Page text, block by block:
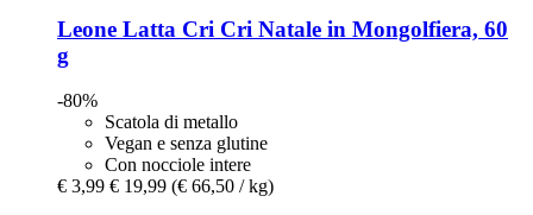
Leone Latta Cri Cri Natale in Mongolfiera, 60
g
-80%
Scatola di metallo
Vegan e senza glutine
Con nocciole intere
€ 3,99 € 19,99 (€ 66,50 / kg)